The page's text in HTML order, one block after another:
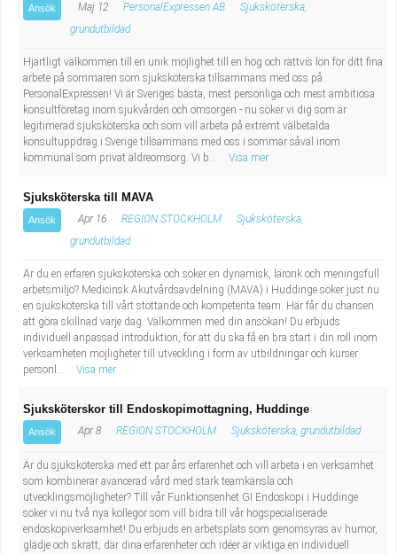
Ansök Maj 12 PersonalExpressen AB
Sjuksköterska,
grundutbildad
Hjärtligt välkommen till en unik möjlighet till en hög och rättvis lön för ditt fina
arbete på sommaren som sjuksköterska tillsammans med oss på
PersonalExpressen! Vi är Sveriges bästa, mest personliga och mest ambitiösa
konsultföretag inom sjukvården och omsorgen - nu söker vi dig som är
legitimerad sjuksköterska och som vill arbeta på extremt välbetalda
konsultuppdrag i Sverige tillsammans med oss i sommar såväl inom
kommunal som privat äldreomsorg. Vi b...
Visa mer
Sjuksköterska till MAVA
Ansök Apr 16 REGION STOCKHOLM
Sjuksköterska,
grundutbildad
Är du en erfaren sjuksköterska och söker en dynamisk, lärorik och meningsfull
arbetsmiljö? Medicinsk Akutvårdsavdelning (MAVA) i Huddinge söker just nu
en sjuksköterska till vårt stöttande och kompetenta team. Här får du chansen
att göra skillnad varje dag. Välkommen med din ansökan! Du erbjuds
individuell anpassad introduktion, för att du ska få en bra start i din roll inom
verksamheten möjligheter till utveckling i form av utbildningar och kurser
personl...
Visa mer
Sjuksköterskor till Endoskopimottagning, Huddinge
Ansök Apr 8 REGION STOCKHOLM Sjuksköterska, grundutbildad
Är du sjuksköterska med ett par års erfarenhet och vill arbeta i en verksamhet
som kombinerar avancerad vård med stark teamkänsla och
utvecklingsmöjligheter? Till vår Funktionsenhet GI Endoskopi i Huddinge
söker vi nu två nya kollegor som vill bidra till vår högspecialiserade
endoskopiverksamhet! Du erbjuds en arbetsplats som genomsyras av humor,
glädje och skratt, där dina erfarenheter och idéer är viktiga en individuell